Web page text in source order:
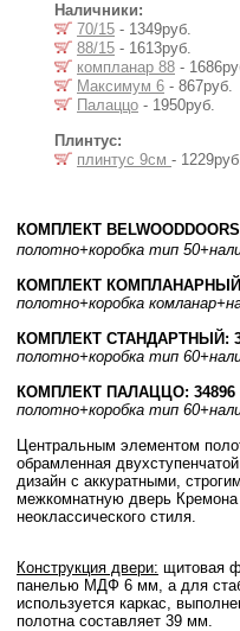
Наличники:
70/15 - 1349руб.
88/15 - 1613руб.
компланар 88 -
Максимум 6 - 867руб.
Палаццо - 1950руб.
Плинтус:
плинтус 9см -
КОМПЛЕКТ
полотно+коробка тип 50
КОМПЛЕКТ КОМПЛАНАРНЫЙ:
полотно+коробка комланар
КОМПЛЕКТ СТАНДАРТНЫЙ:
полотно+коробка тип 60
КОМПЛЕКТ ПАЛАЦЦО: 34896
полотно+коробка тип 60
Центральным элементом
обрамленная
дизайн с аккуратными,
межкомнатную дверь
неоклассического стиля.
Конструкция двери: щитовая
панелью МДФ 6 мм, а для
используется каркас,
полотна составляет 39 мм.